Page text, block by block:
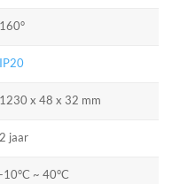
160°
IP20
1230 x 48 x 32 mm
2 jaar
-10°C ~ 40°C